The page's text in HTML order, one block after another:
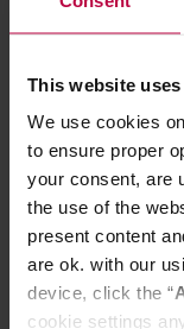
This website
We use cookies
to ensure proper
your consent, are
the use of the
present content
are ok. with our
device, click the “
cookie settings
Panel wykonano
— bez szczelin, w
Pokrywka z
zamyka. Płaski
stabilność,
góry nogami.
Symbol:ECK-80-B
Kolor: Czarny
Wymiary